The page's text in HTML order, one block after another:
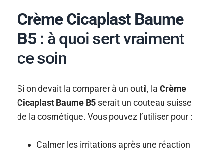
Crème Cicaplast Baume
B5 : à quoi sert vraiment
ce soin
Si on devait la comparer à un outil, laCrème
Cicaplast Baume B5 serait un couteau suisse
de la cosmétique. Vous pouvez l’utiliser pour :
Calmer les irritations après une réaction